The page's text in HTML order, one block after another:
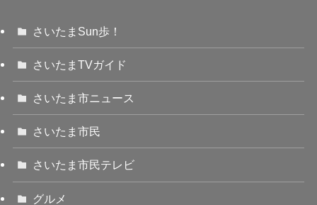
さいたまSun歩！
さいたまTVガイド
さいたま市ニュース
さいたま市民
さいたま市民テレビ
グルメ